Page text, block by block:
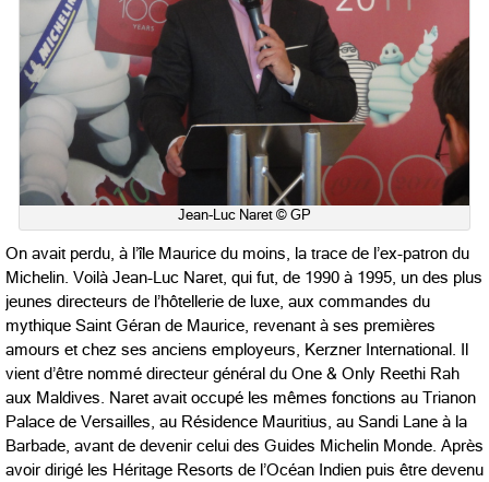
Jean-Luc Naret © GP
On avait perdu, à l’île Maurice du moins, la trace de l’ex-patron du
Michelin. Voilà Jean-Luc Naret, qui fut, de 1990 à 1995, un des plus
jeunes directeurs de l’hôtellerie de luxe, aux commandes du
mythique Saint Géran de Maurice, revenant à ses premières
amours et chez ses anciens employeurs, Kerzner International. Il
vient d’être nommé directeur général du One & Only Reethi Rah
aux Maldives. Naret avait occupé les mêmes fonctions au Trianon
Palace de Versailles, au Résidence Mauritius, au Sandi Lane à la
Barbade, avant de devenir celui des Guides Michelin Monde. Après
avoir dirigé les Héritage Resorts de l’Océan Indien puis être devenu